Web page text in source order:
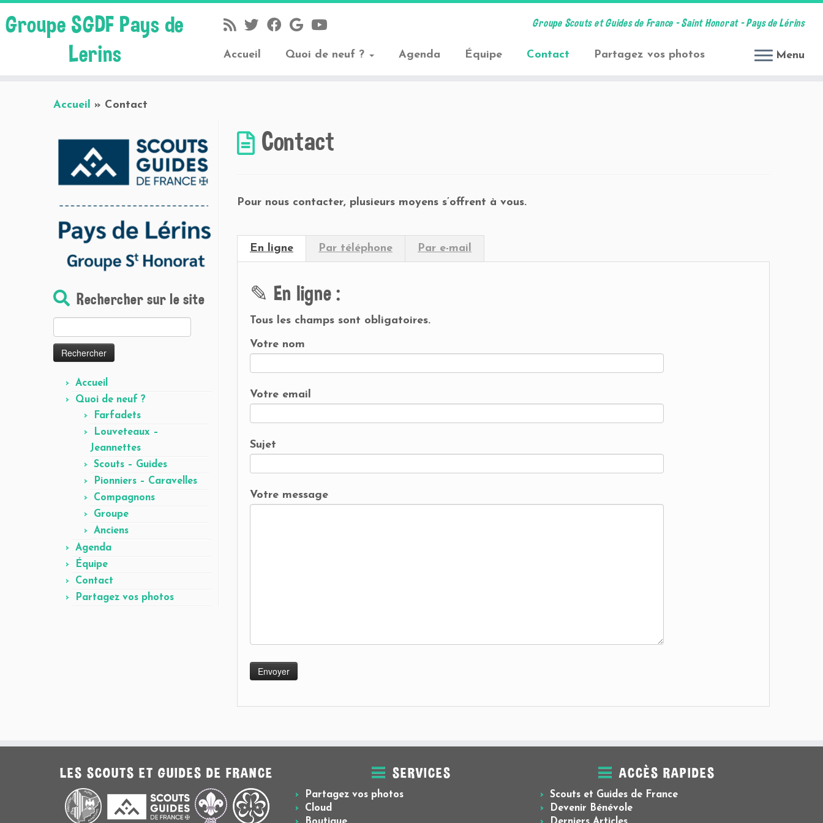
Groupe SGDF Pays de
Lerins
Groupe Scouts et Guides de France – Saint Honorat – Pays de Lérins
Menu
Accueil Quoi de neuf ? Agenda Équipe Contact Partagez vos photos
Accueil » Contact
Rechercher sur le site
Accueil
Quoi de neuf ?
Farfadets
Louveteaux –
Jeannettes
Scouts – Guides
Pionniers – Caravelles
Compagnons
Groupe
Anciens
Agenda
Équipe
Contact
Partagez vos photos
Contact
Pour nous contacter, plusieurs moyens s’offrent à vous.
En ligne Par téléphone Par e-mail
✎ En ligne :
Tous les champs sont obligatoires.
Votre nom
Votre email
Sujet
Votre message
LES SCOUTS ET GUIDES DE FRANCE SERVICES
Partagez vos photos
Cloud
ACCÈS RAPIDES
Scouts et Guides de France
Devenir Bénévole